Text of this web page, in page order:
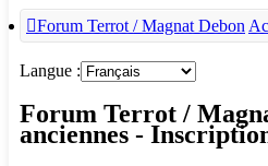
Forum Terrot / Magnat Debon
Langue :
Forum Terrot /
anciennes -